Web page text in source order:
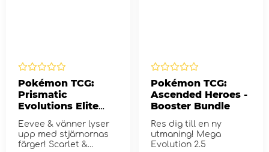
Pokémon TCG:
Prismatic
Evolutions Elite
Eevee & vänner lyser
upp med stjärnornas
färger! Scarlet &
Pokémon TCG:
Ascended Heroes -
Booster Bundle
Res dig till en ny
utmaning! Mega
Evolution 2.5